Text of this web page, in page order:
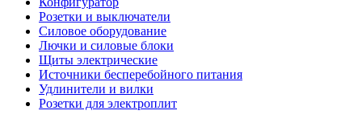
Розетки и выключатели
Силовое оборудование
Лючки и силовые блоки
Щиты электрические
Источники бесперебойного питания
Удлинители и вилки
Розетки для электроплит